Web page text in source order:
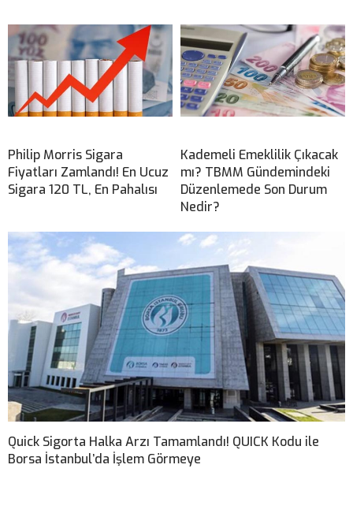
Philip Morris Sigara
Fiyatları Zamlandı! En Ucuz
Sigara 120 TL, En Pahalısı
Kademeli Emeklilik Çıkacak
mı? TBMM Gündemindeki
Düzenlemede Son Durum
Nedir?
Quick Sigorta Halka Arzı Tamamlandı! QUICK Kodu ile
Borsa İstanbul’da İşlem Görmeye